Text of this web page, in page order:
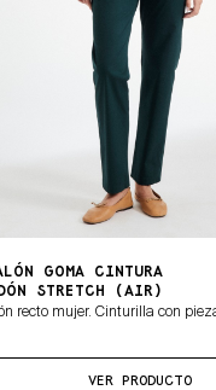
GOMA CINTURA
STRETCH (AIR)
recto mujer. Cinturilla con
VER PRODUCTO